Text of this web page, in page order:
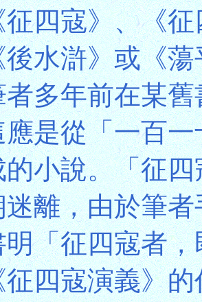
四寇》、《
水滸》或《
多年前在某
是從「一百
小說。「征
離，由於筆
「征四寇者
四寇演義》